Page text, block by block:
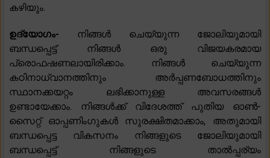
കഴിയും.
ഉദ്യോഗം- നിങ്ങൾ ചെയ്യുന്ന ജോലിയുമായി
ബന്ധപ്പെട്ട് നിങ്ങൾ ഒരു വിജയകരമായ
പ്രൊഫഷണലായിരിക്കാം. നിങ്ങൾ ചെയ്യുന്ന
കഠിനാധ്വാനത്തിനും അർപ്പണബോധത്തിനും
സ്ഥാനക്കയറ്റം ലഭിക്കാനുള്ള അവസരങ്ങൾ
ഉണ്ടായേക്കാം. നിങ്ങൾക്ക് വിദേശത്ത് പുതിയ ഓൺ-
സൈറ്റ് ഓപ്പണിംഗുകൾ സുരക്ഷിതമാക്കാം, അതുമായി
ബന്ധപ്പെട്ട വികസനം നിങ്ങളുടെ ജോലിയുമായി
ബന്ധപ്പെട്ട് നിങ്ങളുടെ താൽപ്പര്യം